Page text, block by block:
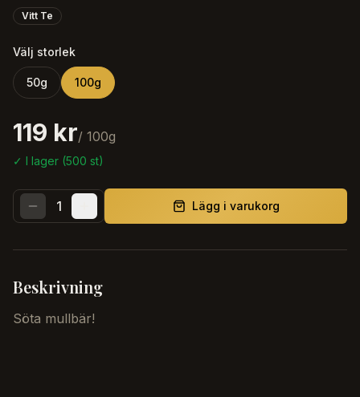
Vitt Te
Välj storlek
50g 100g
119 kr/ 100g
✓ I lager (500 st)
1 Lägg i varukorg
Beskrivning
Söta mullbär!